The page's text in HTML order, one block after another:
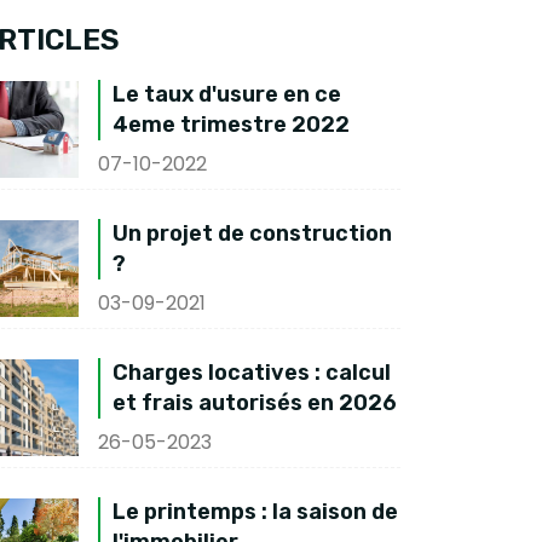
Le taux d'usure en ce
4eme trimestre 2022
07-10-2022
Un projet de construction
?
03-09-2021
Charges locatives : calcul
et frais autorisés en 2026
26-05-2023
Le printemps : la saison de